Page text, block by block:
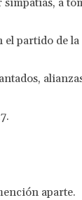
el partido de
aparte.